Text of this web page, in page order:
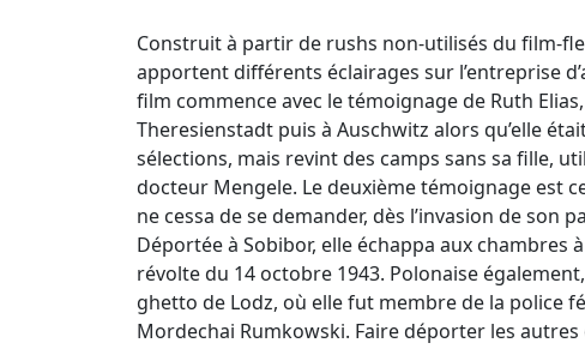
Construit à partir de rushs non-utilisés du film-
apportent différents éclairages sur l’entreprise
film commence avec le témoignage de Ruth
Theresienstadt puis à Auschwitz alors qu’elle
sélections, mais revint des camps sans sa fille,
docteur Mengele. Le deuxième témoignage est
ne cessa de se demander, dès l’invasion de son
Déportée à Sobibor, elle échappa aux chambres
révolte du 14 octobre 1943. Polonaise
ghetto de Lodz, où elle fut membre de la police
Mordechai Rumkowski. Faire déporter les